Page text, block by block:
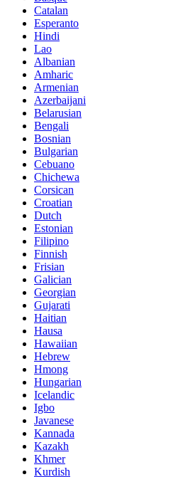
Catalan
Esperanto
Hindi
Lao
Albanian
Amharic
Armenian
Azerbaijani
Belarusian
Bengali
Bosnian
Bulgarian
Cebuano
Chichewa
Corsican
Croatian
Dutch
Estonian
Filipino
Finnish
Frisian
Galician
Georgian
Gujarati
Haitian
Hausa
Hawaiian
Hebrew
Hmong
Hungarian
Icelandic
Igbo
Javanese
Kannada
Kazakh
Khmer
Kurdish